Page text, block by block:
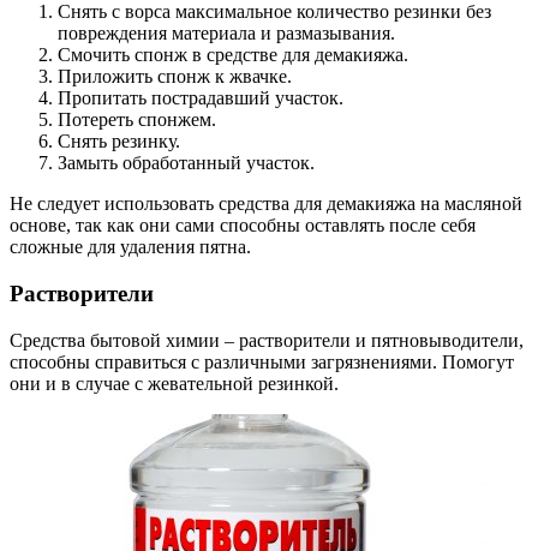
Снять с ворса максимальное количество резинки без
повреждения материала и размазывания.
Смочить спонж в средстве для демакияжа.
Приложить спонж к жвачке.
Пропитать пострадавший участок.
Потереть спонжем.
Снять резинку.
Замыть обработанный участок.
Не следует использовать средства для демакияжа на масляной
основе, так как они сами способны оставлять после себя
сложные для удаления пятна.
Растворители
Средства бытовой химии – растворители и пятновыводители,
способны справиться с различными загрязнениями. Помогут
они и в случае с жевательной резинкой.